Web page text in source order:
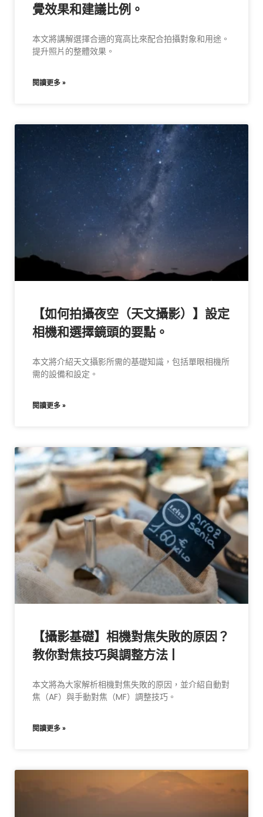
覺效果和建議比例。
本文將講解選擇合適的寬高比來配合拍攝對象和用途。
提升照片的整體效果。
閱讀更多 »
【如何拍攝夜空（天文攝影）】設定
相機和選擇鏡頭的要點。
本文將介紹天文攝影所需的基礎知識，包括單眼相機所
需的設備和設定。
閱讀更多 »
【攝影基礎】相機對焦失敗的原因？
教你對焦技巧與調整方法 |
本文將為大家解析相機對焦失敗的原因，並介紹自動對
焦（AF）與手動對焦（MF）調整技巧。
閱讀更多 »